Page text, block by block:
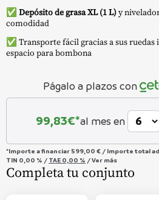
✅ Depósito de grasa XL (1 L)y
comodidad
✅ Transporte fácil gracias a sus ruedas
espacio para bombona
Págalo a plazos con
99,83€*al mes en
*Importe a financiar 599,00 € / Importe total
TIN 0,00 % / TAE 0,00 % /Ver más
Completa tu conjunto